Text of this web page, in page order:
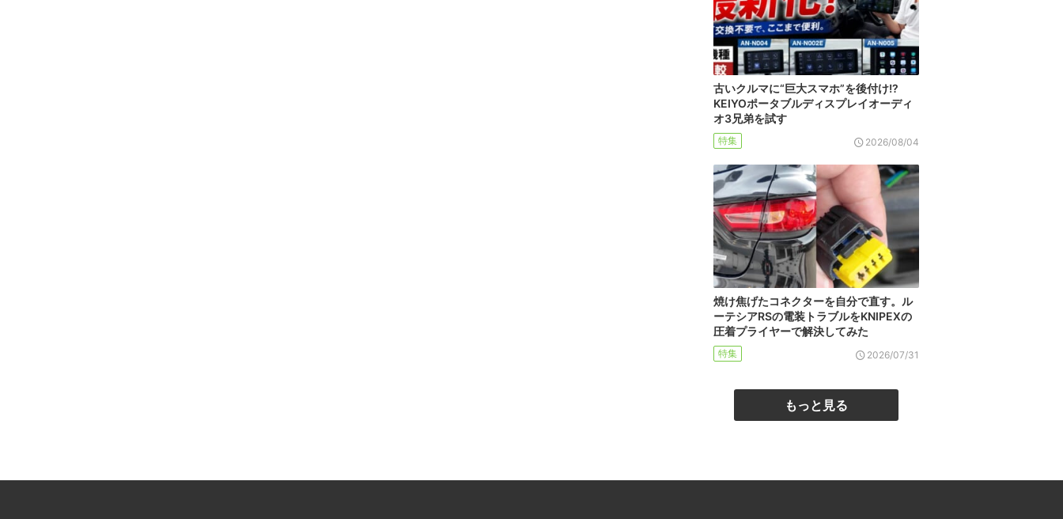
古いクルマに“巨大スマホ”を後付け!?
KEIYOポータブルディスプレイオーディ
オ3兄弟を試す
特集 2026/08/04
焼け焦げたコネクターを自分で直す。ル
ーテシアRSの電装トラブルをKNIPEXの
圧着プライヤーで解決してみた
特集 2026/07/31
もっと見る